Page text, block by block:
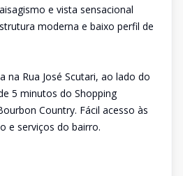
e vista sensacional
moderna e baixo perfil de
na Rua José Scutari, ao lado do
5 minutos do Shopping
Country. Fácil acesso às
e serviços do bairro.